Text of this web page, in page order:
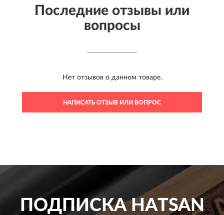
Последние отзывы или
вопросы
Нет отзывов о данном товаре.
НАПИСАТЬ ОТЗЫВ ИЛИ ВОПРОС
ПОДПИСКАHATSAN